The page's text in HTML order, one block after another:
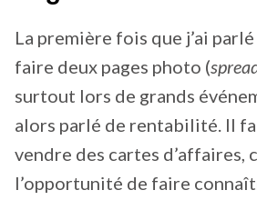
La première fois que j’ai
faire deux pages photo (
surtout lors de grands
alors parlé de rentabilité. Il
vendre des cartes d’affaires,
l’opportunité de faire